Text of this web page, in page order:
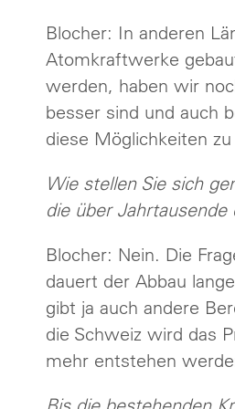
Blocher: In anderen
Atomkraftwerke
werden, haben wir
besser sind und auch
diese Möglichkeiten
Wie stellen Sie sich
die über
Blocher: Nein. Die
dauert der Abbau
gibt ja auch andere
die Schweiz wird das
mehr entstehen